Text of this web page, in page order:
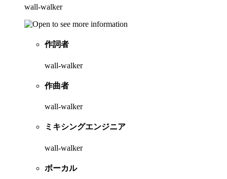
wall-walker
作詞者
wall-walker
作曲者
wall-walker
ミキシングエンジニア
wall-walker
ボーカル